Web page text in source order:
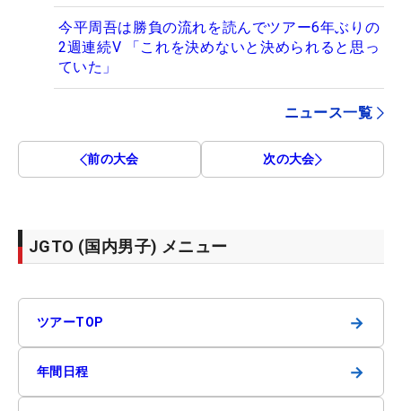
今平周吾は勝負の流れを読んでツアー6年ぶりの
2週連続V 「これを決めないと決められると思っ
ていた」
ニュース一覧
前の大会 次の大会
JGTO (国内男子) メニュー
ツアーTOP →
年間日程 →